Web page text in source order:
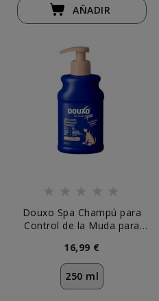
AÑADIR
Douxo Spa Champú para
Control de la Muda para
16,99 €
250 ml